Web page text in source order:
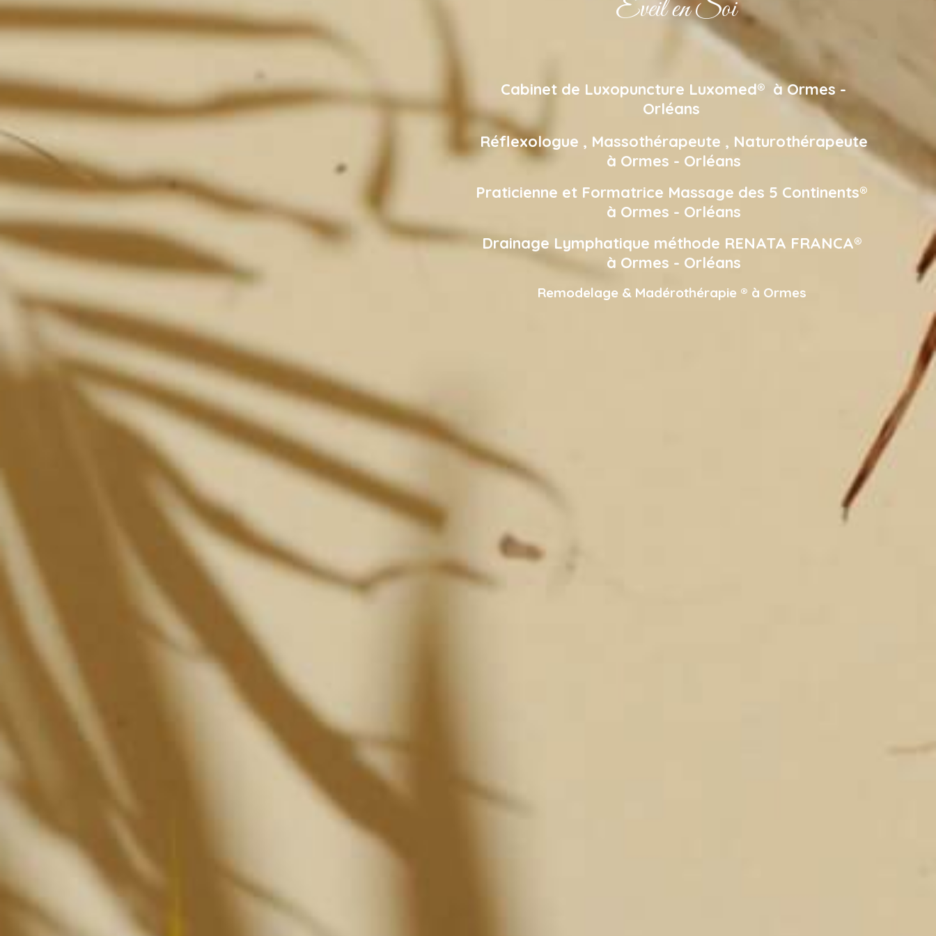
Eveil en Soi
Cabinet de Luxopuncture Luxomed® à Ormes -
Orléans
Réflexologue , Massothérapeute , Naturothérapeute
à Ormes - Orléans
Praticienne et Formatrice Massage des 5 Continents®
à Ormes - Orléans
Drainage Lymphatique méthode RENATA FRANCA®
à Ormes - Orléans
Remodelage & Madérothérapie ® à Ormes